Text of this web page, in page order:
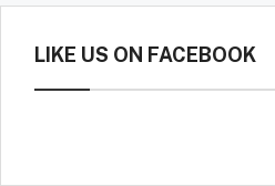
LIKE US ON FACEBOOK